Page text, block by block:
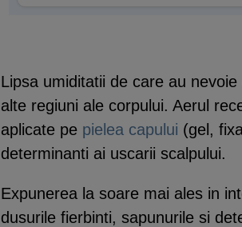
Lipsa umiditatii de care au
alte regiuni ale corpului. Aerul
aplicate pe pielea capului (gel,
determinanti ai uscarii scalpului.
Expunerea la soare mai ales in
dusurile fierbinti, sapunurile si